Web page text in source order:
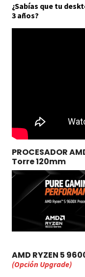
¿Sabías que tu
3 años?
PROCESADOR
Torre 120mm
AMD RYZEN 5
(Opción Upgrade)